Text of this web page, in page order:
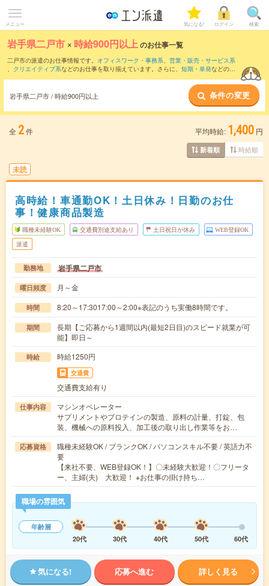
メニュー 気になる! ログイン 検索
岩手県二戸市 × 時給900円以上のお仕事一覧
二戸市の派遣のお仕事情報です。 オフィスワーク・事務系、 営業・販売・サービス系
、 クリエイティブ系などのお仕事を取り揃えています。さらに、 短期 ・ 単発などの期
時給1050円以上 ・1800円以上の求人はこちら
当サイトでは法令を遵守し、最低賃金以上の求人のみを掲載しています。
岩手県二戸市 / 時給900円以上 条件の変更
全 2件 平均時給: 1,400 円
新着順 時給順
未読
高時給！車通勤OK！土日休み！日勤のお仕
事！健康商品製造
職種未経験OK 交通費別途支給あり 土日祝日が休み WEB登録OK
派遣
勤務地 岩手県二戸市
曜日頻度 月～金
時間 8:20～17:3017:00～2:00※表記のうち実働8時間です。
期間
長期【ご応募から1週間以内(最短2日目)のスピード就業が可
能】即日～
時給 時給1250円
交通費
交通費支給有り
仕事内容
マシンオペレーター
サプリメントやプロテインの製造、原料の計量、打錠、包
装、機械への原料投入、加工後の取り出し作業等をお…
応募資格
職種未経験OK / ブランクOK / パソコンスキル不要 / 英語力不
要
【来社不要、WEB登録OK！】〇未経験大歓迎！〇フリータ
ー、主婦(夫) 大歓迎！ ※お仕事の掛け持ち…
職場の雰囲気
年齢層
20代
30代 40代 50代 60代
気になる! 応募へ進む 詳しく見る